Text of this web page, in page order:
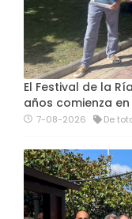
El Festival de la
años comienza
7-08-2026 De